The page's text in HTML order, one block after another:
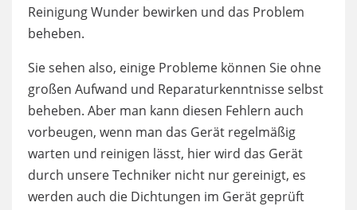
Reinigung Wunder bewirken und das Problem
beheben.
Sie sehen also, einige Probleme können Sie ohne
großen Aufwand und Reparaturkenntnisse selbst
beheben. Aber man kann diesen Fehlern auch
vorbeugen, wenn man das Gerät regelmäßig
warten und reinigen lässt, hier wird das Gerät
durch unsere Techniker nicht nur gereinigt, es
werden auch die Dichtungen im Gerät geprüft